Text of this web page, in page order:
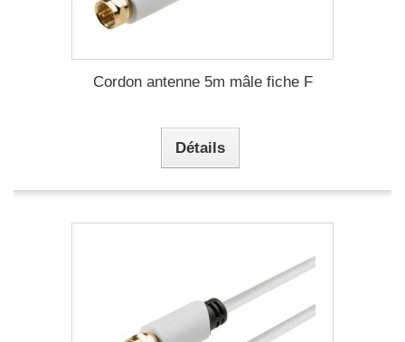
Cordon antenne 5m mâle fiche F
Détails